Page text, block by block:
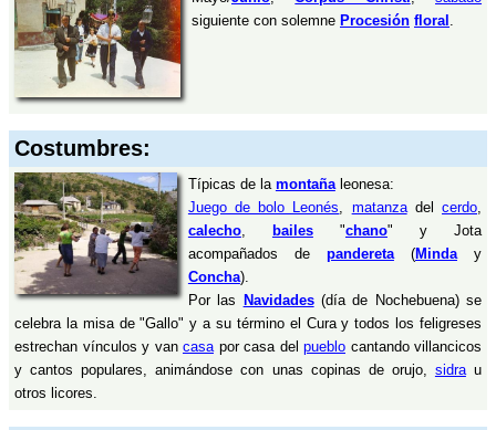
siguiente con solemne Procesión floral .
Costumbres:
Típicas de la montañaleonesa:
Juego de bolo Leonés
matanzadelcerdo
calecho, bailes"chano" y Jota
acompañados de pandereta(Minday
Concha).
Por las Navidades(día de Nochebuena) se
celebra la misa de "Gallo" y a su término el Cura y todos los feligreses
estrechan vínculos y van casa por casa del pueblo cantando villancicos
y cantos populares, animándose con unas copinas de orujo, sidrau
otros licores.